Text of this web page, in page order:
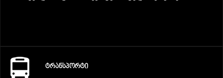
ᲢᲠᲐᲜᲡᲞᲝᲠᲢᲘ